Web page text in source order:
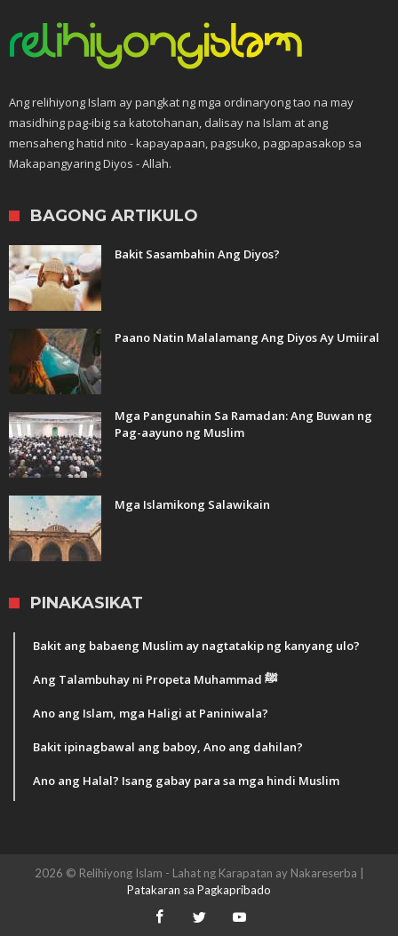
Ang relihiyong Islam ay pangkat ng mga ordinaryong tao na may
masidhing pag-ibig sa katotohanan, dalisay na Islam at ang
mensaheng hatid nito - kapayapaan, pagsuko, pagpapasakop sa
Makapangyaring Diyos - Allah.
BAGONG ARTIKULO
Bakit Sasambahin Ang Diyos?
Paano Natin Malalamang Ang Diyos Ay Umiiral
Mga Pangunahin Sa Ramadan: Ang Buwan ng
Pag-aayuno ng Muslim
Mga Islamikong Salawikain
PINAKASIKAT
Bakit ang babaeng Muslim ay nagtatakip ng kanyang ulo?
Ang Talambuhay ni Propeta Muhammad ﷺ
Ano ang Islam, mga Haligi at Paniniwala?
Bakit ipinagbawal ang baboy, Ano ang dahilan?
Ano ang Halal? Isang gabay para sa mga hindi Muslim
2026 © Relihiyong Islam - Lahat ng Karapatan ay Nakareserba |
Patakaran sa Pagkapribado